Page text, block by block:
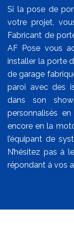
Si la pose de
votre projet,
Fabricant de
AF Pose vous
installer la porte
de garage
paroi avec des
dans son
personnalisés
encore en la
l’équipant de
N’hésitez pas à
répondant à vos